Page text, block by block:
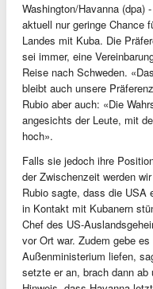
Washington/Havanna (dpa)
aktuell nur geringe Chance
Landes mit Kuba. Die
sei immer, eine
Reise nach Schweden.
bleibt auch unsere
Rubio aber auch: «Die
angesichts der Leute, mit
hoch».
Falls sie jedoch ihre
der Zwischenzeit werden
Rubio sagte, dass die USA
in Kontakt mit Kubanern
Chef des US-
vor Ort war. Zudem gebe
Außenministerium liefen,
setzte er an, brach dann